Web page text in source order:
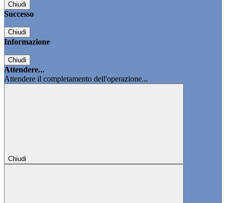
Chiudi
Successo
Chiudi
Informazione
Chiudi
Attendere...
Attendere il completamento dell'operazione...
Chiudi